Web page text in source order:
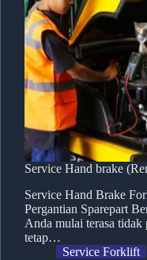
Service Hand brake
Service Hand Brake
Pergantian Sparepart
Anda mulai terasa
tetap…
Service Forklift